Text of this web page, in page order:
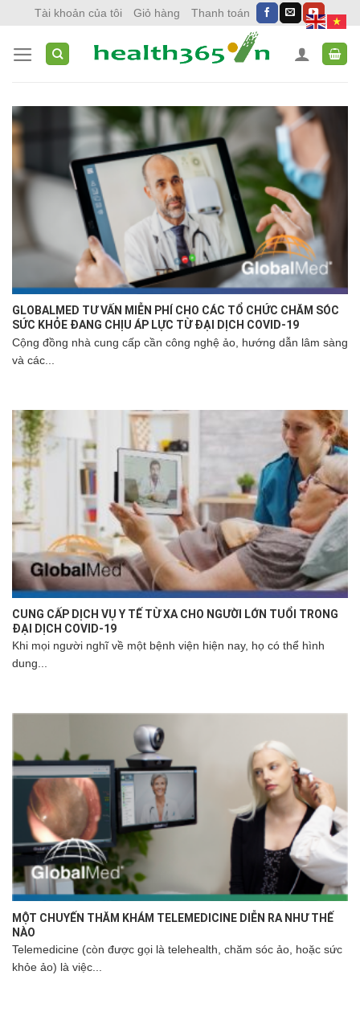
Tài khoản của tôi Giỏ hàng Thanh toán
GLOBALMED TƯ VẤN MIỄN PHÍ CHO CÁC TỔ CHỨC CHĂM SÓC
SỨC KHỎE ĐANG CHỊU ÁP LỰC TỪ ĐẠI DỊCH COVID-19
Cộng đồng nhà cung cấp cần công nghệ ảo, hướng dẫn lâm sàng
và các...
CUNG CẤP DỊCH VỤ Y TẾ TỪ XA CHO NGƯỜI LỚN TUỔI TRONG
ĐẠI DỊCH COVID-19
Khi mọi người nghĩ về một bệnh viện hiện nay, họ có thể hình
dung...
MỘT CHUYẾN THĂM KHÁM TELEMEDICINE DIỄN RA NHƯ THẾ
NÀO
Telemedicine (còn được gọi là telehealth, chăm sóc ảo, hoặc sức
khỏe ảo) là việc...